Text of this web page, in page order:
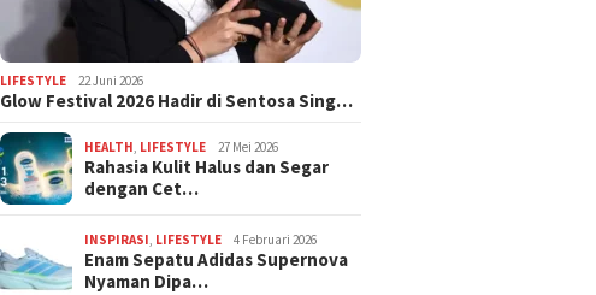
LIFESTYLE 22 Juni 2026
Glow Festival 2026 Hadir di Sentosa Sing…
HEALTH, LIFESTYLE 27 Mei 2026
Rahasia Kulit Halus dan Segar
dengan Cet…
INSPIRASI, LIFESTYLE 4 Februari 2026
Enam Sepatu Adidas Supernova
Nyaman Dipa…